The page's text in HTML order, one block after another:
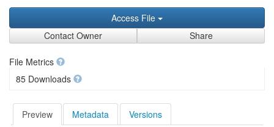
Access File
Contact Owner
Share
File Metrics
85 Downloads
Preview Metadata Versions